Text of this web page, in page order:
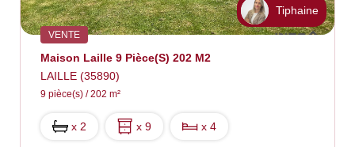
Tiphaine
VENTE
Maison Laille 9 Pièce(s) 202 M2
LAILLE (35890)
9 pièce(s) / 202 m²
x 2 x 9 x 4